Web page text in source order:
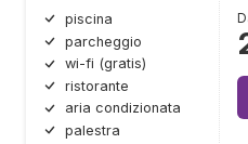
piscina
parcheggio
wi-fi (gratis)
ristorante
aria condizionata
palestra